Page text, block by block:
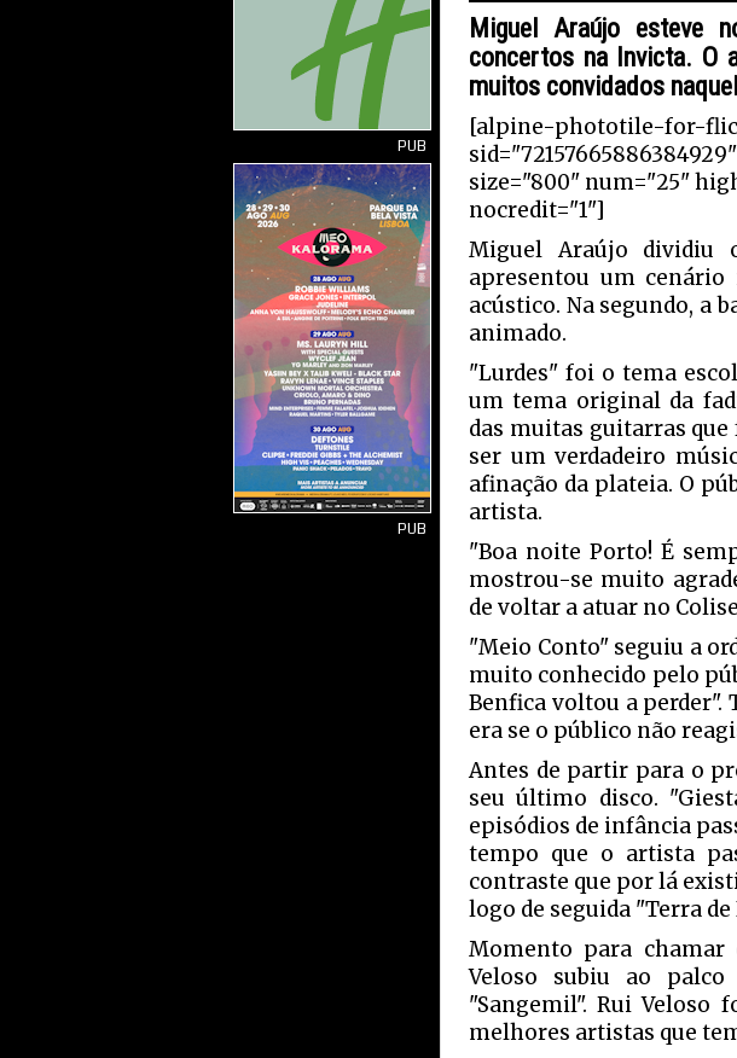
PUB
PUB
Miguel Araújo esteve
concertos na Invicta. O
muitos convidados
[alpine-phototile-for-
size="800" num="25"
nocredit="1"]
Miguel Araújo dividiu
apresentou um
acústico. Na segundo, a
animado.
"Lurdes" foi o tema
um tema original da
das muitas guitarras
ser um verdadeiro
afinação da plateia. O
artista.
"Boa noite Porto! É
mostrou-se muito
de voltar a atuar no
"Meio Conto" seguiu a
muito conhecido pelo
Benfica voltou a perder".
era se o público não
Antes de partir para o
seu último disco.
episódios de infância
tempo que o artista
contraste que por lá
logo de seguida "Terra
Momento para
Veloso subiu ao
"Sangemil". Rui Veloso
melhores artistas que